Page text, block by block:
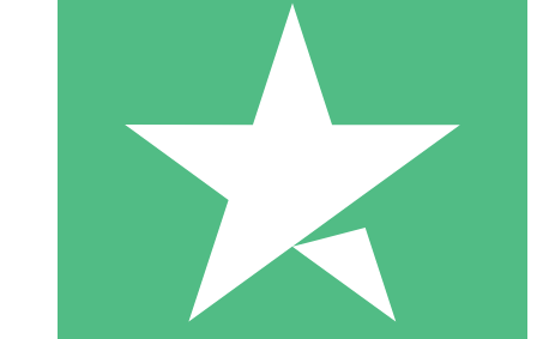
10 Downloaden
20 00